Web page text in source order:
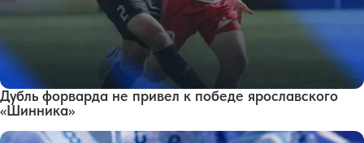
Дубль форварда не привел к победе ярославского
«Шинника»